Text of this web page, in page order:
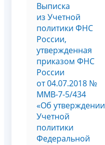
Выписка
из Учетной
политики ФНС
России,
утвержденная
приказом ФНС
России
от 04.07.2018 №
ММВ-7-5/434
«Об утверждении
Учетной
политики
Федеральной